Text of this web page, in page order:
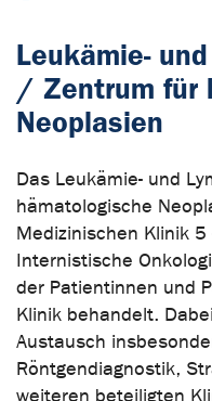
Leukämie-
/ Zentrum für
Neoplasien
Das Leukämie- und
hämatologische
Medizinischen Klinik
Internistische
der Patientinnen und
Klinik behandelt.
Austausch
Röntgendiagnostik,
weiteren beteiligten